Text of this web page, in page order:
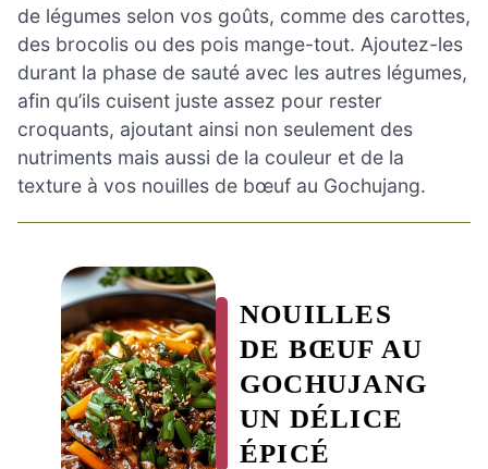
de légumes selon vos goûts, comme des carottes,
des brocolis ou des pois mange-tout. Ajoutez-les
durant la phase de sauté avec les autres légumes,
afin qu’ils cuisent juste assez pour rester
croquants, ajoutant ainsi non seulement des
nutriments mais aussi de la couleur et de la
texture à vos nouilles de bœuf au Gochujang.
NOUILLES
DE BŒUF AU
GOCHUJANG
UN DÉLICE
ÉPICÉ